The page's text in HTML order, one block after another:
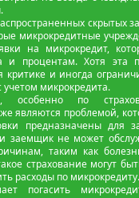
скрытых
микрокредитные
на микрокредит,
и процентам. Хотя эта
критике и иногда
микрокредита.
особенно по
являются проблемой,
предназначены для
заемщик не может
таким как
страхование могут
расходы по микрокредиту.
погасить